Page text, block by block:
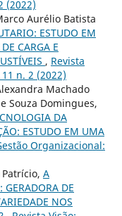
(2022)
Aurélio Batista
ESTUDO EM
CARGA E
, Revista
n. 2 (2022)
Machado
Souza Domingues,
DA
ESTUDO EM UMA
Organizacional:
A
DE
NOS